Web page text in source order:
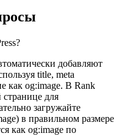
добавляют
title, meta
как og:image. В Rank
для
загружайте
в правильном размере
как og:image по